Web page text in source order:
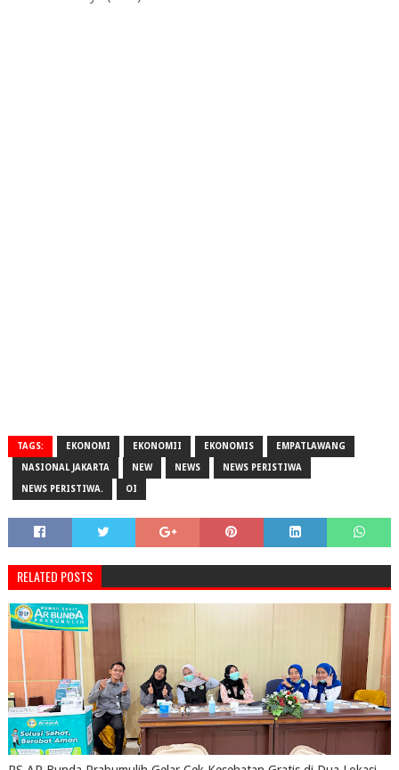
TAGS: EKONOMI EKONOMII EKONOMIS EMPATLAWANG
NASIONAL JAKARTA NEW NEWS NEWS PERISTIWA
NEWS PERISTIWA. OI
RELATED POSTS